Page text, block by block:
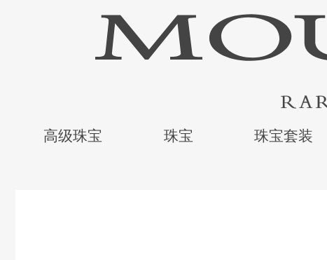
高级珠宝 珠宝 珠宝套装